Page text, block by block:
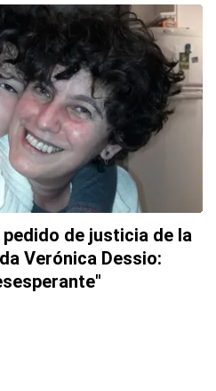
pedido de justicia de la
Verónica Dessio: